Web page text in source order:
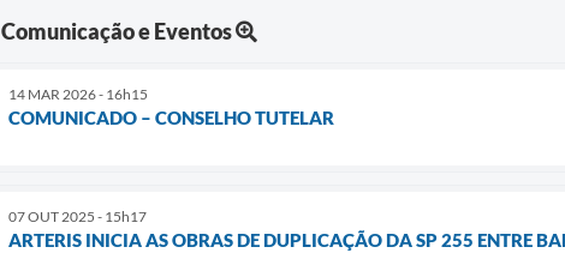
Comunicação e Eventos
14 MAR 2026 - 16h15
COMUNICADO – CONSELHO TUTELAR
07 OUT 2025 - 15h17
ARTERIS INICIA AS OBRAS DE DUPLICAÇÃO DA SP 255 ENTRE